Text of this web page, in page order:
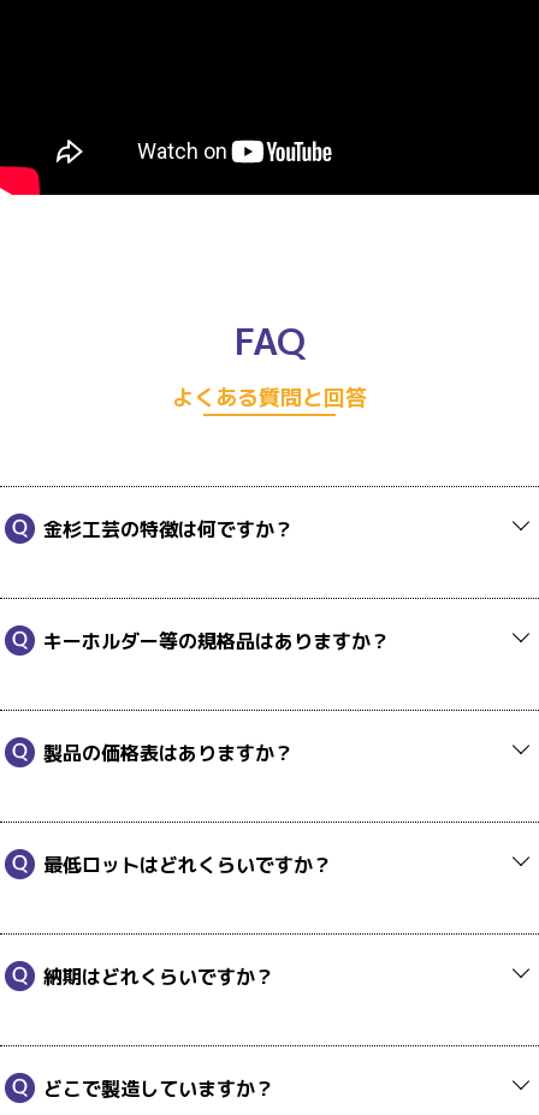
FAQ
よくある質問と回答
金杉工芸の特徴は何ですか？
キーホルダー等の規格品はありますか？
製品の価格表はありますか？
最低ロットはどれくらいですか？
納期はどれくらいですか？
どこで製造していますか？